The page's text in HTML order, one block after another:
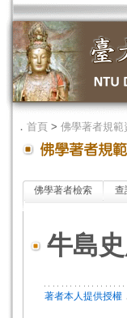
． 首頁 > 佛學著者規範
佛學著者檢索 查
牛島
著者本人提供授權